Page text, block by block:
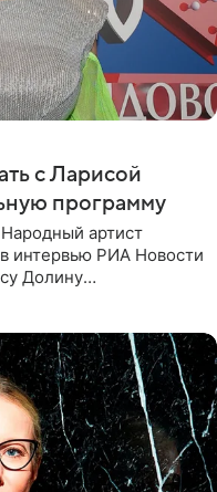
с Ларисой
программу
артист
интервью РИА Новости
Долину